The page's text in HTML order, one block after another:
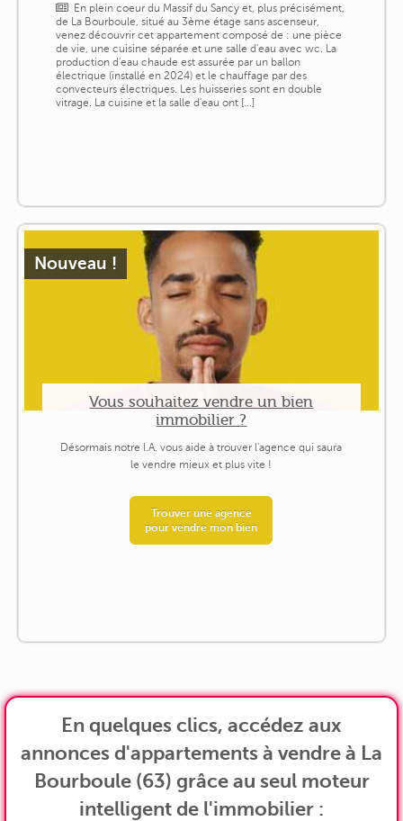
En plein coeur du Massif du Sancy et, plus précisément,
de La Bourboule, situé au 3ème étage sans ascenseur,
venez découvrir cet appartement composé de : une pièce
de vie, une cuisine séparée et une salle d'eau avec wc. La
production d'eau chaude est assurée par un ballon
électrique (installé en 2024) et le chauffage par des
convecteurs électriques. Les huisseries sont en double
vitrage. La cuisine et la salle d'eau ont [...]
Nouveau !
Vous souhaitez vendre un bien
immobilier ?
Désormais notre I.A. vous aide à trouver l'agence qui saura
le vendre mieux et plus vite !
Trouver une agence
pour vendre mon bien
En quelques clics, accédez aux
annonces d'appartements à vendre à La
Bourboule (63) grâce au seul moteur
intelligent de l'immobilier :